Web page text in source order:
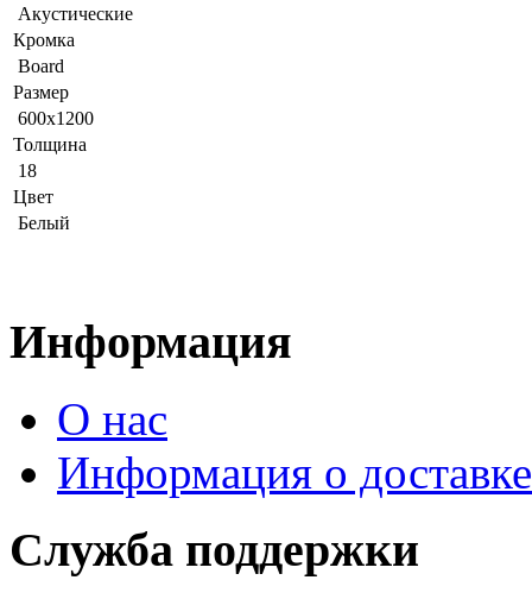
Акустические
Кромка
Board
Размер
600x1200
Толщина
18
Цвет
Белый
Информация
О нас
Информация о доставке
Служба поддержки